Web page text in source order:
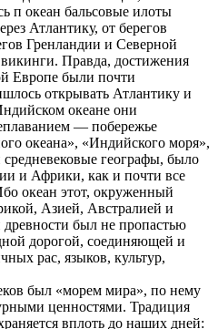
п океан бальсовые илоты
Атлантику, от берегов
Гренландии и Северной
Правда, достижения
Европе были почти
открывать Атлантику и
океане они
— побережье
океана», «Индийского моря»,
географы, было
и Африки, как и почти все
океан этот, окруженный
Азией, Австралией и
был не пропастью
дорогой, соединяющей и
рас, языков, культур,
был «морем мира», по нему
ценностями. Традиция
вплоть до наших дней: